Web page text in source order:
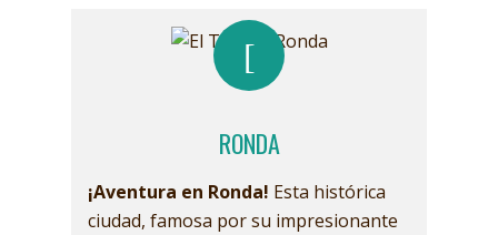
RONDA
¡Aventura en Ronda! Esta histórica
ciudad, famosa por su impresionante